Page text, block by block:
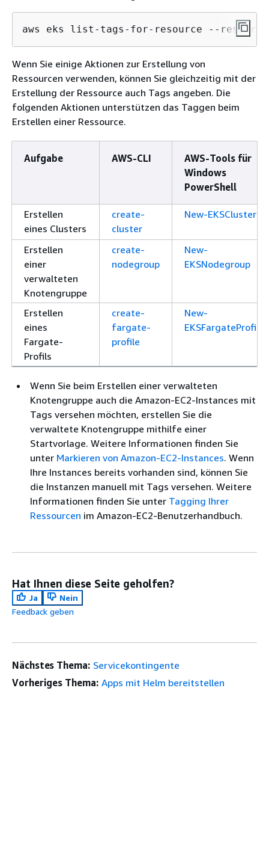
aws eks list-tags-for-resource --resource-
Wenn Sie einige Aktionen zur Erstellung von
Ressourcen verwenden, können Sie gleichzeitig mit der
Erstellung der Ressource auch Tags angeben. Die
folgenden Aktionen unterstützen das Taggen beim
Erstellen einer Ressource.
Aufgabe AWS-CLI
AWS-Tools für
Windows
PowerShell
Erstellen
eines Clusters
create-
cluster
New-EKSCluster
Erstellen
einer
verwalteten
Knotengruppe
create-
nodegroup
New-
EKSNodegroup
Erstellen
eines
Fargate-
Profils
create-
fargate-
profile
New-
EKSFargateProfile
Wenn Sie beim Erstellen einer verwalteten
Knotengruppe auch die Amazon-EC2-Instances mit
Tags versehen möchten, erstellen Sie die
verwaltete Knotengruppe mithilfe einer
Startvorlage. Weitere Informationen finden Sie
unter Markieren von Amazon-EC2-Instances. Wenn
Ihre Instances bereits vorhanden sind, können Sie
die Instanzen manuell mit Tags versehen. Weitere
Informationen finden Sie unter Tagging Ihrer
Ressourcen im Amazon-EC2-Benutzerhandbuch.
Hat Ihnen diese Seite geholfen?
Ja
Nein
Feedback geben
Nächstes Thema: Servicekontingente
Vorheriges Thema: Apps mit Helm bereitstellen